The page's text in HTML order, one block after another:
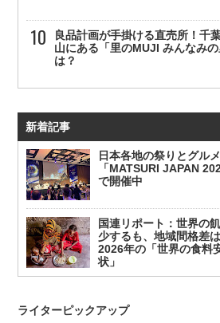
良品計画が手掛ける直売所！千
山にある「里のMUJI みんなみの
は？
新着記事
日本各地の祭りとグル
「MATSURI JAPAN
で開催中
国連リポート：世界の
少するも、地域間格差
2026年の「世界の食料
状」
ライターピックアップ